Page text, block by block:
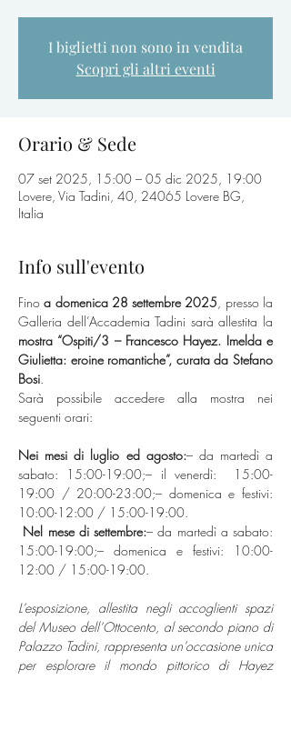
I biglietti non sono in vendita
Scopri gli altri eventi
Orario & Sede
07 set 2025, 15:00 – 05 dic 2025, 19:00
Lovere, Via Tadini, 40, 24065 Lovere BG,
Italia
Info sull'evento
Fino a domenica 28 settembre 2025, presso la
mostra “Ospiti/3 – Francesco Hayez. Imelda e
Giulietta: eroine romantiche”, curata da Stefano
Bosi.
Sarà possibile accedere alla mostra nei
seguenti orari:
Nei mesi di luglio ed agosto:– da martedì a
sabato: 15:00-19:00;– il venerdì:  15:00-
19:00 / 20:00-23:00;– domenica e festivi:
10:00-12:00 / 15:00-19:00.
Nel mese di settembre:– da martedì a sabato:
15:00-19:00;– domenica e festivi: 10:00-
12:00 / 15:00-19:00.
L’esposizione, allestita negli accoglienti spazi
del Museo dell’Ottocento, al secondo piano di
Palazzo Tadini, rappresenta un’occasione unica
per esplorare il mondo pittorico di Hayez
eroine romantiche